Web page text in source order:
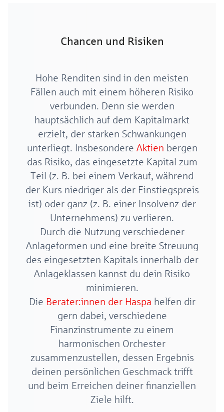
Chancen und Risiken
Hohe Renditen sind in den meisten
Fällen auch mit einem höheren Risiko
verbunden. Denn sie werden
hauptsächlich auf dem Kapitalmarkt
erzielt, der starken Schwankungen
unterliegt. Insbesondere Aktien bergen
das Risiko, das eingesetzte Kapital zum
Teil (z. B. bei einem Verkauf, während
der Kurs niedriger als der Einstiegspreis
ist) oder ganz (z. B. einer Insolvenz der
Unternehmens) zu verlieren.
Durch die Nutzung verschiedener
Anlageformen und eine breite Streuung
des eingesetzten Kapitals innerhalb der
Anlageklassen kannst du dein Risiko
minimieren.
Die Berater:innen der Haspa helfen dir
gern dabei, verschiedene
Finanzinstrumente zu einem
harmonischen Orchester
zusammenzustellen, dessen Ergebnis
deinen persönlichen Geschmack trifft
und beim Erreichen deiner finanziellen
Ziele hilft.